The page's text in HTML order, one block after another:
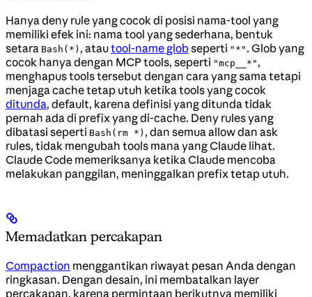
Hanya deny rule yang cocok di posisi nama-tool yang
memiliki efek ini: nama tool yang sederhana, bentuk
setara Bash(*) , atautool-name globseperti "*" . Glob yang
cocok hanya dengan MCP tools, seperti "mcp__*" ,
menghapus tools tersebut dengan cara yang sama tetapi
menjaga cache tetap utuh ketika tools yang cocok
ditunda, default, karena definisi yang ditunda tidak
pernah ada di prefix yang di-cache. Deny rules yang
dibatasi seperti Bash(rm *) , dan semua allow dan ask
rules, tidak mengubah tools mana yang Claude lihat.
Claude Code memeriksanya ketika Claude mencoba
melakukan panggilan, meninggalkan prefix tetap utuh.
Memadatkan percakapan
Compaction menggantikan riwayat pesan Anda dengan
ringkasan. Dengan desain, ini membatalkan layer
percakapan, karena permintaan berikutnya memiliki